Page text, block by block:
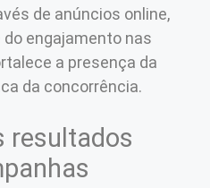
de anúncios online,
engajamento nas
a presença da
da concorrência.
resultados